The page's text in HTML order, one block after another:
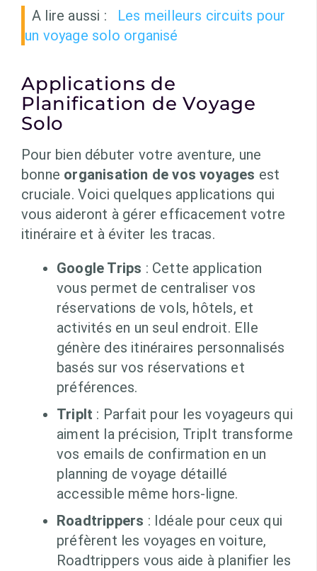
A lire aussi :
Les meilleurs circuits pour
un voyage solo organisé
Applications de
Planification de Voyage
Solo
Pour bien débuter votre aventure, une
bonne organisation de vos voyages est
cruciale. Voici quelques applications qui
vous aideront à gérer efficacement votre
itinéraire et à éviter les tracas.
Google Trips : Cette application
vous permet de centraliser vos
réservations de vols, hôtels, et
activités en un seul endroit. Elle
génère des itinéraires personnalisés
basés sur vos réservations et
préférences.
TripIt : Parfait pour les voyageurs qui
aiment la précision, TripIt transforme
vos emails de confirmation en un
planning de voyage détaillé
accessible même hors-ligne.
Roadtrippers : Idéale pour ceux qui
préfèrent les voyages en voiture,
Roadtrippers vous aide à planifier les